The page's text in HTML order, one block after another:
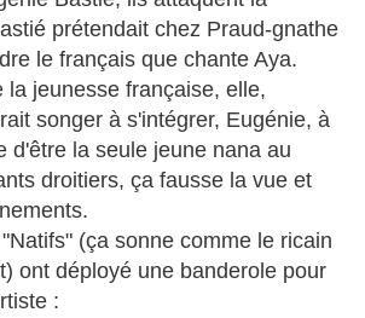
prétendait chez Praud-gnathe
le français que chante Aya.
la jeunesse française, elle,
songer à s'intégrer, Eugénie, à
d'être la seule jeune nana au
droitiers, ça fausse la vue et
(ça sonne comme le ricain
ont déployé une banderole pour
: